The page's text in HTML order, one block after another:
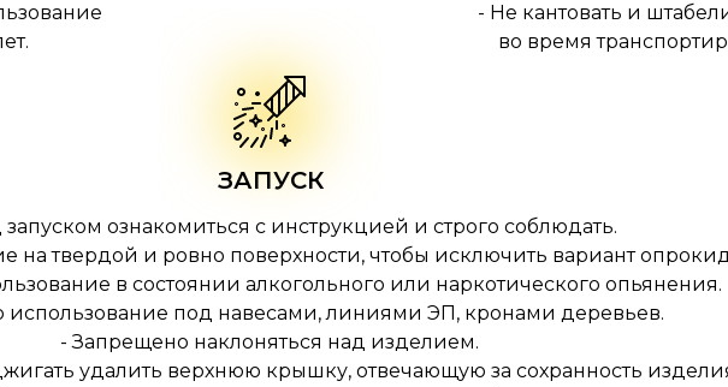
ЗАПУСК
ознакомиться с инструкцией и строго соблюдать.
на твердой и ровно поверхности, чтобы исключить вариант
в состоянии алкогольного или наркотического опьянения.
использование под навесами, линиями ЭП, кронами деревьев.
- Запрещено наклоняться над изделием.
удалить верхнюю крышку, отвечающую за сохранность
- Не кантовать и
во время